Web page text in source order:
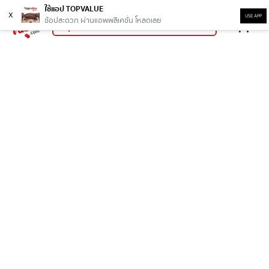
x
ใช้แอป TOPVALUE
ช้อปสะดวก ผ่านแอพพลิเคชั่น โหลดเลย
USE APP